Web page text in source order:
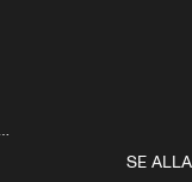
SE ALLA